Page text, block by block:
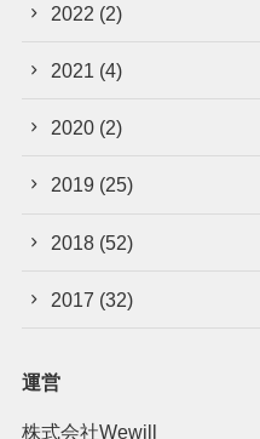
2022 (2)
2021 (4)
2020 (2)
2019 (25)
2018 (52)
2017 (32)
運営
株式会社Wewill